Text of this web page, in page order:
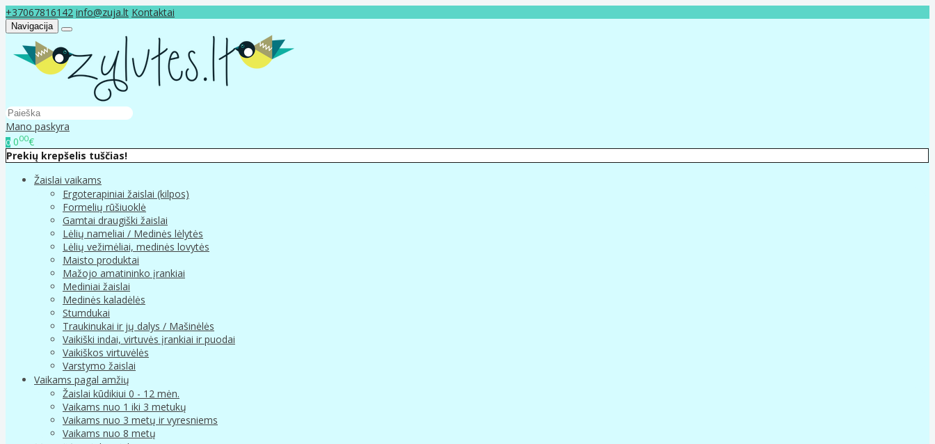
+37067816142 info@zuja.lt Kontaktai
Navigacija
Mano paskyra
0 000€
Prekių krepšelis tuščias!
Žaislai vaikams
Ergoterapiniai žaislai (kilpos)
Formelių rūšiuoklė
Gamtai draugiški žaislai
Lėlių nameliai / Medinės lėlytės
Lėlių vežimėliai, medinės lovytės
Maisto produktai
Mažojo amatininko įrankiai
Mediniai žaislai
Medinės kaladėlės
Stumdukai
Traukinukai ir jų dalys / Mašinėlės
Vaikiški indai, virtuvės įrankiai ir puodai
Vaikiškos virtuvėlės
Varstymo žaislai
Vaikams pagal amžių
Žaislai kūdikiui 0 - 12 mėn.
Vaikams nuo 1 iki 3 metukų
Vaikams nuo 3 metų ir vyresniems
Vaikams nuo 8 metų